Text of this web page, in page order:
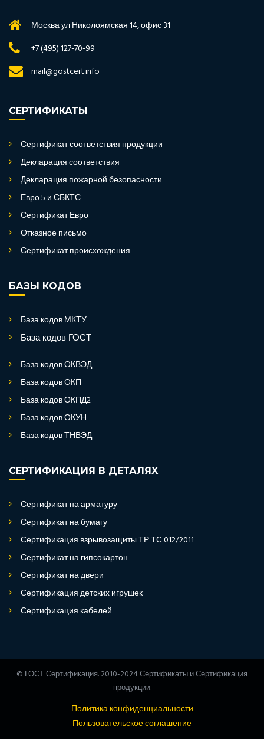
Москва ул Николоямская 14, офис 31
+7 (495) 127-70-99
mail@gostcert.info
СЕРТИФИКАТЫ
Сертификат соответствия продукции
Декларация соответствия
Декларация пожарной безопасности
Евро 5 и СБКТС
Сертификат Евро
Отказное письмо
Сертификат происхождения
БАЗЫ КОДОВ
База кодов МКТУ
База кодов ГОСТ
База кодов ОКВЭД
База кодов ОКП
База кодов ОКПД2
База кодов ОКУН
База кодов ТНВЭД
СЕРТИФИКАЦИЯ В ДЕТАЛЯХ
Сертификат на арматуру
Сертификат на бумагу
Сертификация взрывозащиты ТР ТС 012/2011
Сертификат на гипсокартон
Сертификат на двери
Сертификация детских игрушек
Сертификация кабелей
© ГОСТ Сертификация. 2010-2024 Сертификаты и Сертификация
продукции.
Политика конфиденциальности
Пользовательское соглашение